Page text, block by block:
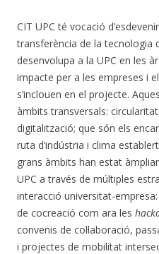
CIT UPC té vocació
transferència de la tecnologia
desenvolupa a la UPC en les
impacte per a les empreses i
s’inclouen en el projecte.
àmbits transversals:
digitalització; que són els
ruta d’indústria i clima
grans àmbits han estat
UPC a través de múltiples
interacció universitat-
de cocreació com ara les
convenis de col·laboració,
i projectes de mobilitat